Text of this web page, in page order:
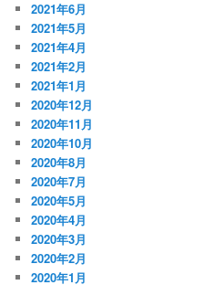
2021年6月
2021年5月
2021年4月
2021年2月
2021年1月
2020年12月
2020年11月
2020年10月
2020年8月
2020年7月
2020年5月
2020年4月
2020年3月
2020年2月
2020年1月